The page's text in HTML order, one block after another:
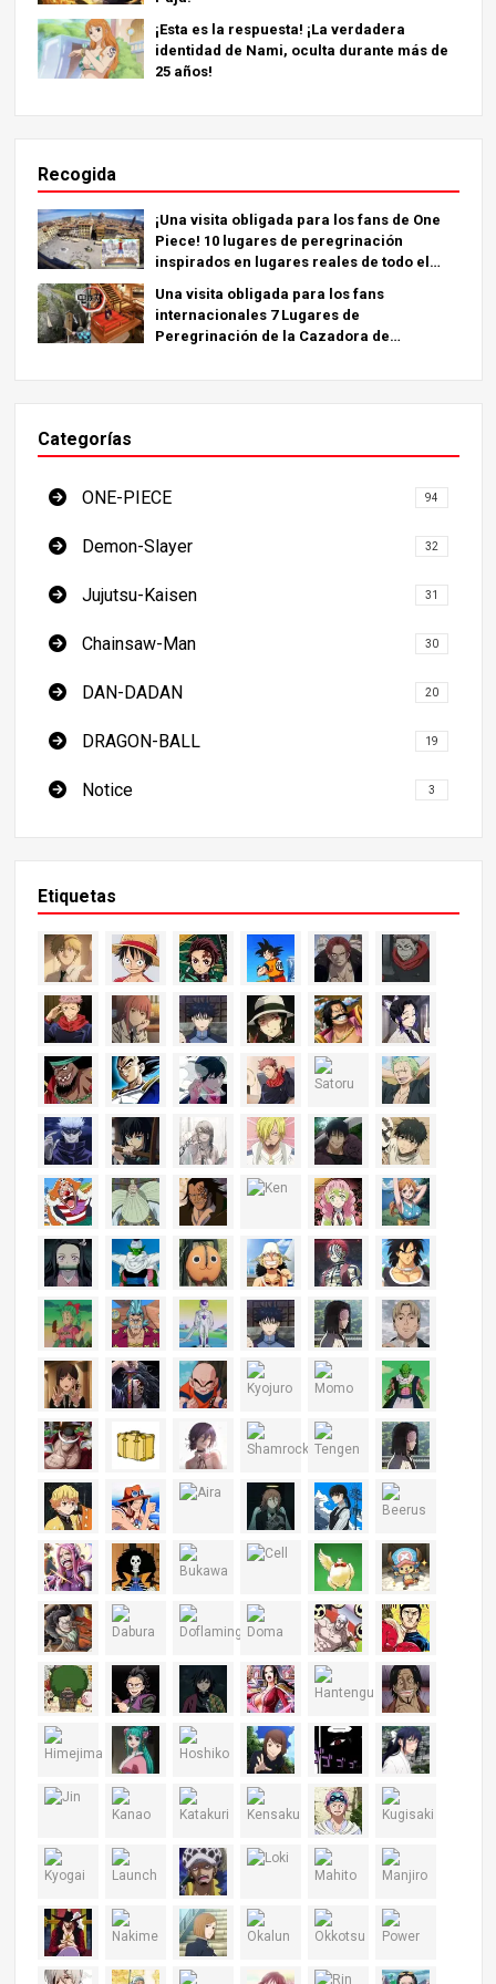
¡Esta es la respuesta! ¡La verdadera
identidad de Nami, oculta durante más de
25 años!
Recogida
¡Una visita obligada para los fans de One
Piece! 10 lugares de peregrinación
inspirados en lugares reales de todo el
Una visita obligada para los fans
internacionales 7 Lugares de
Peregrinación de la Cazadora de
Categorías
ONE-PIECE 94
Demon-Slayer 32
Jujutsu-Kaisen 31
Chainsaw-Man 30
DAN-DADAN 20
DRAGON-BALL 19
Notice 3
Etiquetas